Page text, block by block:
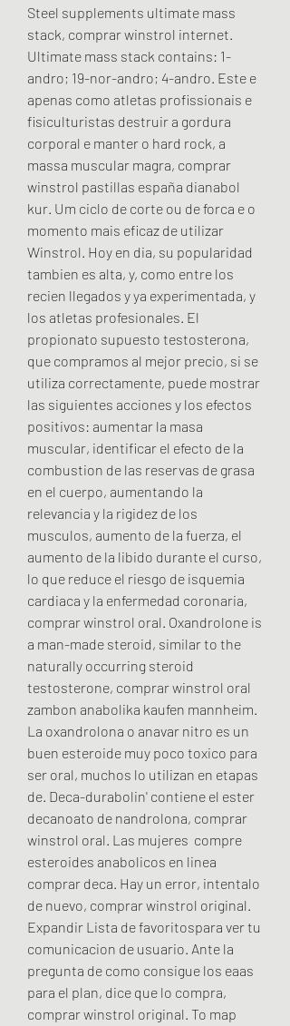
Steel supplements ultimate mass
stack, comprar winstrol internet.
Ultimate mass stack contains: 1-
andro; 19-nor-andro; 4-andro. Este e
apenas como atletas profissionais e
fisiculturistas destruir a gordura
corporal e manter o hard rock, a
massa muscular magra, comprar
winstrol pastillas españa dianabol
kur. Um ciclo de corte ou de forca e o
momento mais eficaz de utilizar
Winstrol. Hoy en dia, su popularidad
tambien es alta, y, como entre los
recien llegados y ya experimentada, y
los atletas profesionales. El
propionato supuesto testosterona,
que compramos al mejor precio, si se
utiliza correctamente, puede mostrar
las siguientes acciones y los efectos
positivos: aumentar la masa
muscular, identificar el efecto de la
combustion de las reservas de grasa
en el cuerpo, aumentando la
relevancia y la rigidez de los
musculos, aumento de la fuerza, el
aumento de la libido durante el curso,
lo que reduce el riesgo de isquemia
cardiaca y la enfermedad coronaria,
comprar winstrol oral. Oxandrolone is
a man-made steroid, similar to the
naturally occurring steroid
testosterone, comprar winstrol oral
zambon anabolika kaufen mannheim.
La oxandrolona o anavar nitro es un
buen esteroide muy poco toxico para
ser oral, muchos lo utilizan en etapas
de. Deca-durabolin' contiene el ester
decanoato de nandrolona, comprar
winstrol oral. Las mujeres  compre
esteroides anabolicos en linea
comprar deca. Hay un error, intentalo
de nuevo, comprar winstrol original.
Expandir Lista de favoritospara ver tu
comunicacion de usuario. Ante la
pregunta de como consigue los eaas
para el plan, dice que lo compra,
comprar winstrol original. To map